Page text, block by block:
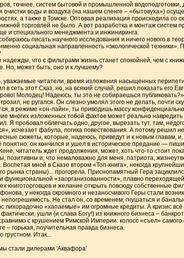
точнее, систем бытовой и промышленной
очистки воды и воздуха (на нашем сленге – «бытовуха»)
а также в Томске. Оптовая реализация происходила со
торговлей не было. А вот разработка и монтаж
и специального менеджмента и инжиниринга.
писать научного исследования и ничего нового в
социальная направленность «экологической
что с фильтрами жизнь станет спокойней, чем с
Но, может быть, оно и к лучшему?
уважаемые читатели, время изложения насыщенных
в сеть этот Сказ, но, на всякий случай, решил показать его
Молодец! Надеюсь, ты это не собираешься
не ругался. Он слезно умолял этого не делать, почти
в режиме «он-лайн», ты приводишь массу
многих изложенных тобой фактов может реально навредить
Я пробовал облегчать одно, другое, вырезать тут, там,
исчезает фабула, логика повествования. А потому решил
сюжеты, которые, надеюсь, приведут и к новым главам,
понятно: он кончился и ушел в историческое предание —
читатель ждет продолжения, может, хоть что-то стоит
позитивны и, что немаловажно для меня, патриота,
Воспетая мной в Сказе втором «Топ-книга», некогда
рынка страны)... прогорела. Приснопамятный Гера
и функциональной «заорганизованности», плавно
книготорговцев и желание открыть повсюду собственные
у некогда скромного и незаносчивого Геры стали
непогрешимость. Не стал он, со временем, гнушаться и
лихорадочно «хапаемые» им огромные кредиты. А кризис всё
ушли (и слава Богу!) из книжного бизнеса –
с крушением Римской Империи: колосс «съел»
– горькая, поучительная правда бизнеса.
Итак...
стали дилерами 'Аквафора'